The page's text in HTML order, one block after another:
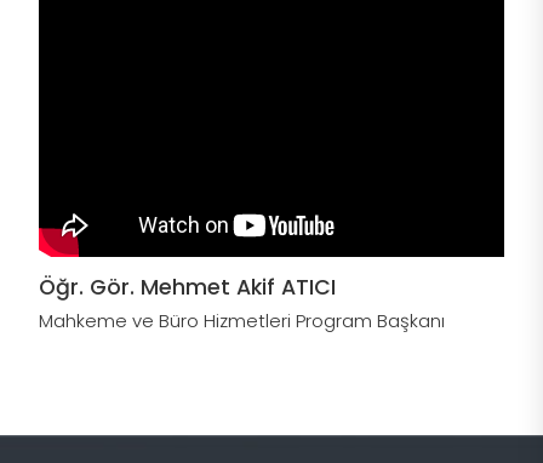
Öğr. Gör. Mehmet Akif ATICI
Mahkeme ve Büro Hizmetleri Program Başkanı